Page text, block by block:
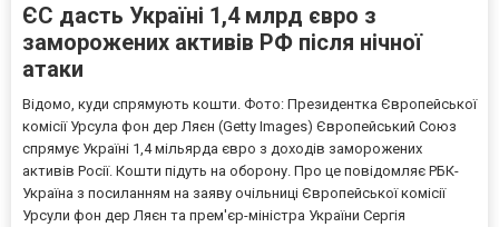
ЄС дасть Україні 1,4 млрд євро з
заморожених активів РФ після нічної
атаки
Відомо, куди спрямують кошти. Фото: Президентка Європейської
комісії Урсула фон дер Ляєн (Getty Images) Європейський Союз
спрямує Україні 1,4 мільярда євро з доходів заморожених
активів Росії. Кошти підуть на оборону. Про це повідомляє РБК-
Україна з посиланням на заяву очільниці Європейської комісії
Урсули фон дер Ляєн та прем'єр-міністра України Сергія